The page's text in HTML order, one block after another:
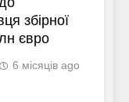
збірної
євро
6 місяців ago